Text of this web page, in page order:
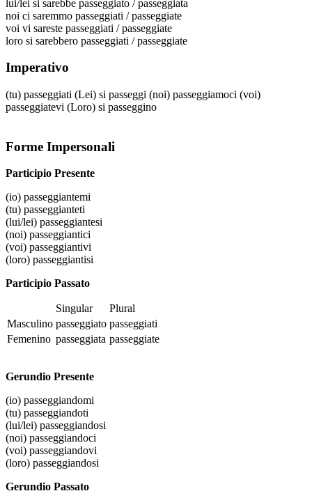
lui/lei si sarebbe passeggiato / passeggiata
noi ci saremmo passeggiati / passeggiate
voi vi sareste passeggiati / passeggiate
loro si sarebbero passeggiati / passeggiate
Imperativo
(tu) passeggiati (Lei) si passeggi (noi) passeggiamoci (voi)
passeggiatevi (Loro) si passeggino
Forme Impersonali
Participio Presente
(io) passeggiantemi
(tu) passeggianteti
(lui/lei) passeggiantesi
(noi) passeggiantici
(voi) passeggiantivi
(loro) passeggiantisi
Participio Passato
Singular
Plural
Masculino passeggiato passeggiati
Femenino passeggiata passeggiate
Gerundio Presente
(io) passeggiandomi
(tu) passeggiandoti
(lui/lei) passeggiandosi
(noi) passeggiandoci
(voi) passeggiandovi
(loro) passeggiandosi
Gerundio Passato